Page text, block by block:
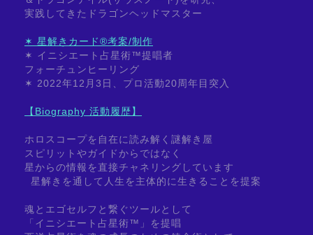
実践してきたドラゴンヘッドマスター
✶ 星解きカード®考案/制作
✶ イニシエート占星術™提唱者
フォーチュンヒーリング
✶ 2022年12月3日、プロ活動20周年目突入
【Biography 活動履歴】
ホロスコープを自在に読み解く謎解き屋
スピリットやガイドからではなく
星からの情報を直接チャネリングしています
星解きを通して人生を主体的に生きることを提案
魂とエゴセルフと繋ぐツールとして
「イニシエート占星術™」を提唱